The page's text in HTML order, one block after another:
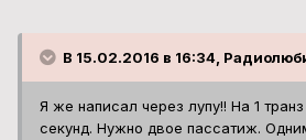
В 15.02.2016 в 16:34,
Я же написал через лупу!! На 1
секунд. Нужно двое пассатиж.